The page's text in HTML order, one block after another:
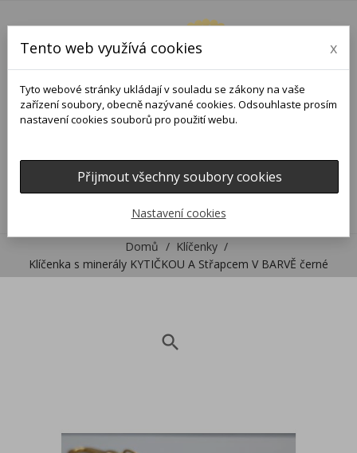
Domů
Klíčenky
Klíčenka s minerály KYTIČKOU A Střapcem V BARVĚ černé
search
Tento web využívá cookies x
Tyto webové stránky ukládají v souladu se zákony na vaše
zařízení soubory, obecně nazývané cookies. Odsouhlaste prosím
nastavení cookies souborů pro použití webu.
Přijmout všechny soubory cookies
Nastavení cookies